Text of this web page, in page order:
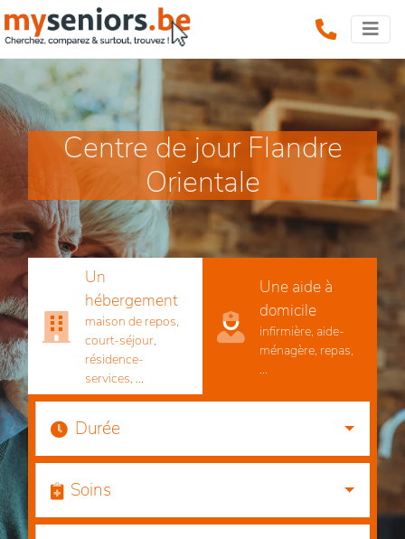
Centre de jour Flandre
Orientale
Un
hébergement
maison de repos,
court-séjour,
résidence-
services, ...
Une aide à
domicile
infirmière, aide-
ménagère, repas,
...
Durée
Soins